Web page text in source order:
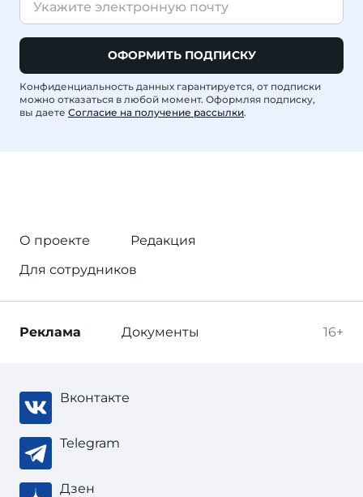
ОФОРМИТЬ ПОДПИСКУ
Конфиденциальность данных гарантируется, от подписки
можно отказаться в любой момент. Оформляя подписку,
вы даете Согласие на получение рассылки.
О проекте
Редакция
Для сотрудников
16+
Реклама Документы
Вконтакте
Telegram
Дзен